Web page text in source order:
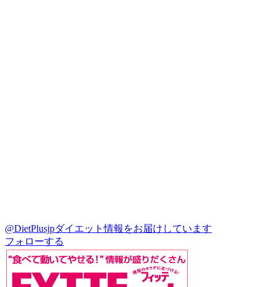
@DietPlusjpダイエット情報をお届けしています
フォローする